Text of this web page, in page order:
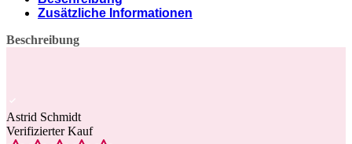
Zusätzliche Informationen
Beschreibung
Astrid Schmidt
Verifizierter Kauf